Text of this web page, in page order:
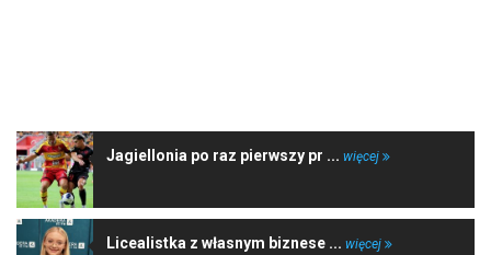
Jagiellonia po raz pierwszy pr ... więcej
Licealistka z własnym biznese ... więcej